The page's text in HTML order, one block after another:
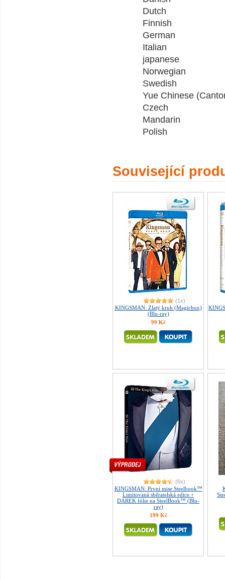
Dutch
Finnish
German
Italian
japanese
Norwegian
Swedish
Yue Chinese
Czech
Mandarin
Polish
Související
(1x)
KINGSMAN: Zlatý kruh (Magicbox)
(Blu-ray)
99 Kč
(6x)
KINGSMAN: První mise Steelbook™
Limitovaná sběratelská edice +
DÁREK fólie na SteelBook™ (Blu-
ray)
199 Kč